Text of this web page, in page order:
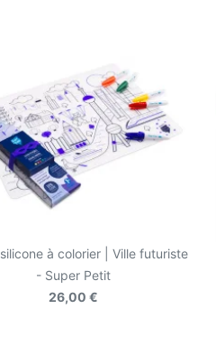
à colorier | Ville futuriste
- Super Petit
26,00 €